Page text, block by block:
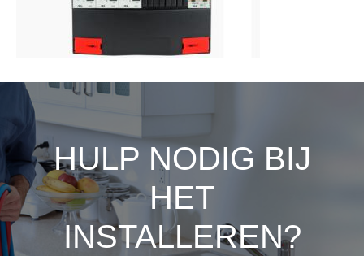
HULP NODIG BIJ
HET
INSTALLEREN?